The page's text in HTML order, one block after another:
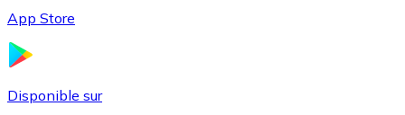
App Store
Disponible sur